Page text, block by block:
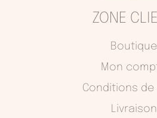
ZONE
Boutique
Mon
Conditions de
Livraison
e
o
o
t
g
r
a